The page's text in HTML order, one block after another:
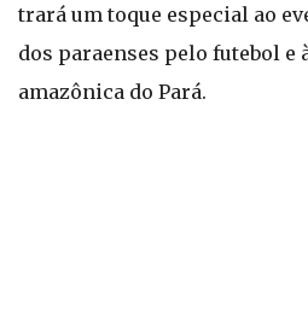
trará um toque especial ao
dos paraenses pelo futebol e
amazônica do Pará.